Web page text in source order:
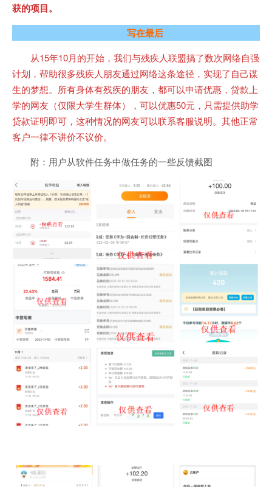
获的项目。
写在最后
从15年10月的开始，我们与残疾人联盟搞了数次网络自强
计划，帮助很多残疾人朋友通过网络这条途径，实现了自己谋
生的梦想。所有身体有残疾的朋友，都可以申请优惠，贷款上
学的网友（仅限大学生群体），可以优惠50元，只需提供助学
贷款证明即可，这种情况的网友可以联系客服说明。其他正常
客户一律不讲价不议价。
附：用户从软件任务中做任务的一些反馈截图